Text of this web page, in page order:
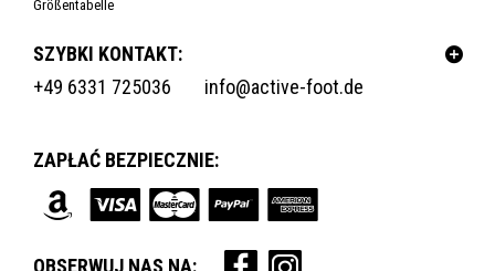
Größentabelle
SZYBKI KONTAKT:
+49 6331 725036
info@active-foot.de
ZAPŁAĆ BEZPIECZNIE:
OBSERWUJ NAS NA: